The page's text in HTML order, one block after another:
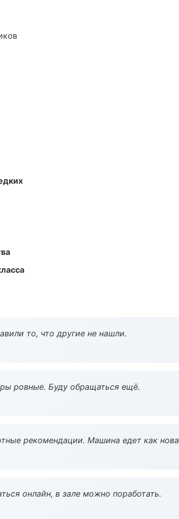
то, что другие не нашли.
ровные. Буду обращаться ещё.
рекомендации. Машина едет как
онлайн, в зале можно поработать.